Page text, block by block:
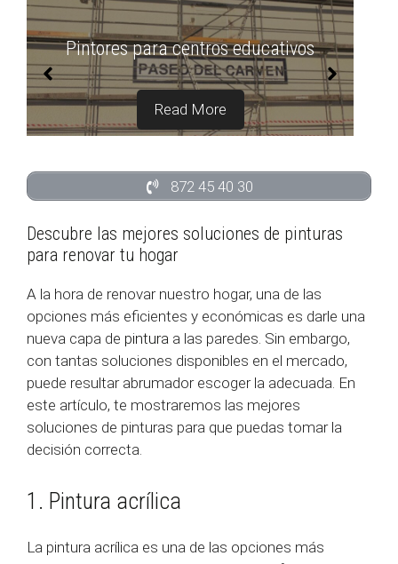
Pintores de restaurantes
Read More
872 45 40 30
Descubre las mejores soluciones de pinturas
para renovar tu hogar
A la hora de renovar nuestro hogar, una de las
opciones más eficientes y económicas es darle una
nueva capa de pintura a las paredes. Sin embargo,
con tantas soluciones disponibles en el mercado,
puede resultar abrumador escoger la adecuada. En
este artículo, te mostraremos las mejores
soluciones de pinturas para que puedas tomar la
decisión correcta.
1. Pintura acrílica
La pintura acrílica es una de las opciones más